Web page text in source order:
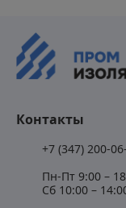
Контакты
+7 (347) 200-
Пн-Пт 9:00 –
Сб 10:00 –